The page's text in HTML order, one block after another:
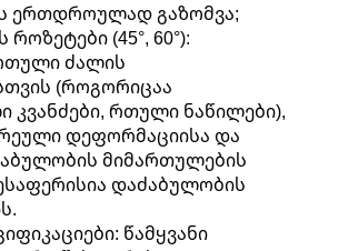
ერთდროულად გაზომვა;
(45°, 60°):
ძალის
(როგორიცაა
კვანძები, რთული ნაწილები),
დეფორმაციისა და
მიმართულების
დაძაბულობის
წამყვანი